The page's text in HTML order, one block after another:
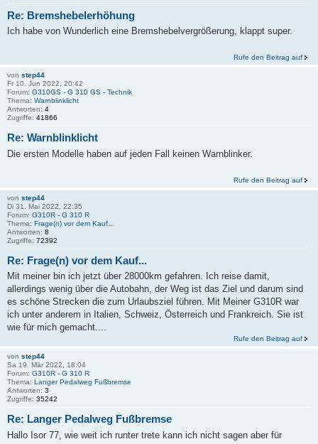
Re: Bremshebelerhöhung
Ich habe von Wunderlich eine Bremshebelvergrößerung, klappt super.
Rufe den Beitrag auf
von step44
Fr 10. Jun 2022, 20:42
Forum: G310GS - G 310 GS - Technik
Thema: Warnblinklicht
Antworten: 4
Zugriffe: 41866
Re: Warnblinklicht
Die ersten Modelle haben auf jeden Fall keinen Warnblinker.
Rufe den Beitrag auf
von step44
Di 31. Mai 2022, 22:35
Forum: G310R - G 310 R
Thema: Frage(n) vor dem Kauf...
Antworten: 8
Zugriffe: 72392
Re: Frage(n) vor dem Kauf...
Mit meiner bin ich jetzt über 28000km gefahren. Ich reise damit,
allerdings wenig über die Autobahn, der Weg ist das Ziel und darum sind
es schöne Strecken die zum Urlaubsziel führen. Mit Meiner G310R war
ich unter anderem in Italien, Schweiz, Österreich und Frankreich. Sie ist
wie für mich gemacht....
Rufe den Beitrag auf
von step44
Sa 19. Mär 2022, 18:04
Forum: G310R - G 310 R
Thema: Langer Pedalweg Fußbremse
Antworten: 3
Zugriffe: 35242
Re: Langer Pedalweg Fußbremse
Hallo Isor 77, wie weit ich runter trete kann ich nicht sagen aber für